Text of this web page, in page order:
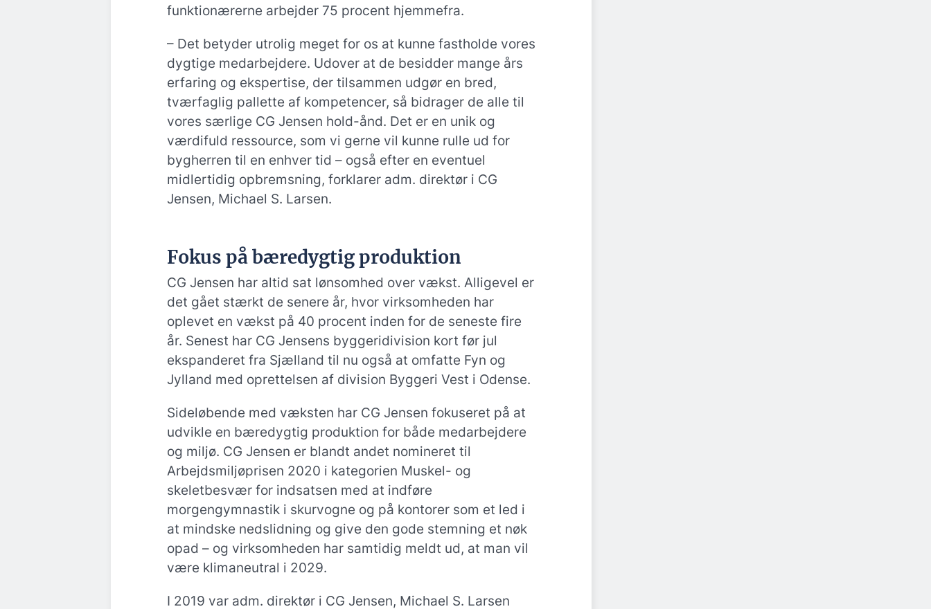
funktionærerne arbejder 75 procent hjemmefra.
– Det betyder utrolig meget for os at kunne fastholde vores
dygtige medarbejdere. Udover at de besidder mange års
erfaring og ekspertise, der tilsammen udgør en bred,
tværfaglig pallette af kompetencer, så bidrager de alle til
vores særlige CG Jensen hold-ånd. Det er en unik og
værdifuld ressource, som vi gerne vil kunne rulle ud for
bygherren til en enhver tid – også efter en eventuel
midlertidig opbremsning, forklarer adm. direktør i CG
Jensen, Michael S. Larsen.
Fokus på bæredygtig produktion
CG Jensen har altid sat lønsomhed over vækst. Alligevel er
det gået stærkt de senere år, hvor virksomheden har
oplevet en vækst på 40 procent inden for de seneste fire
år. Senest har CG Jensens byggeridivision kort før jul
ekspanderet fra Sjælland til nu også at omfatte Fyn og
Jylland med oprettelsen af division Byggeri Vest i Odense.
Sideløbende med væksten har CG Jensen fokuseret på at
udvikle en bæredygtig produktion for både medarbejdere
og miljø. CG Jensen er blandt andet nomineret til
Arbejdsmiljøprisen 2020 i kategorien Muskel- og
skeletbesvær for indsatsen med at indføre
morgengymnastik i skurvogne og på kontorer som et led i
at mindske nedslidning og give den gode stemning et nøk
opad – og virksomheden har samtidig meldt ud, at man vil
være klimaneutral i 2029.
I 2019 var adm. direktør i CG Jensen, Michael S. Larsen